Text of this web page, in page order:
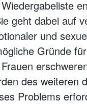
geht dabei auf
und
Gründe
des weiteren
Problems